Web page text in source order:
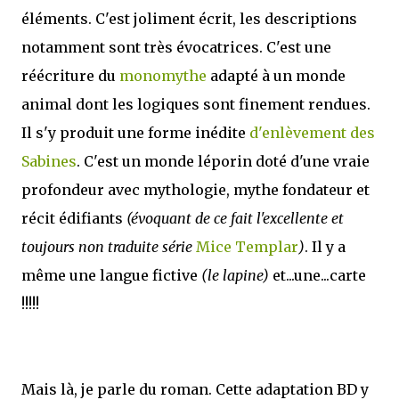
éléments. C'est joliment écrit, les descriptions
notamment sont très évocatrices. C'est une
réécriture du monomythe adapté à un monde
animal dont les logiques sont finement rendues.
Il s'y produit une forme inédite d'enlèvement des
Sabines. C'est un monde léporin doté d'une vraie
profondeur avec mythologie, mythe fondateur et
récit édifiants (évoquant de ce fait l'excellente et
toujours non traduite série Mice Templar). Il y a
même une langue fictive (le lapine) et...une...carte
!!!!!
Mais là, je parle du roman. Cette adaptation BD y